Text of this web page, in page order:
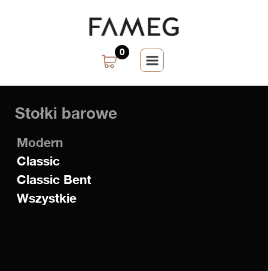
0
Stołki barowe
Modern
Classic
Classic Bent
Wszystkie